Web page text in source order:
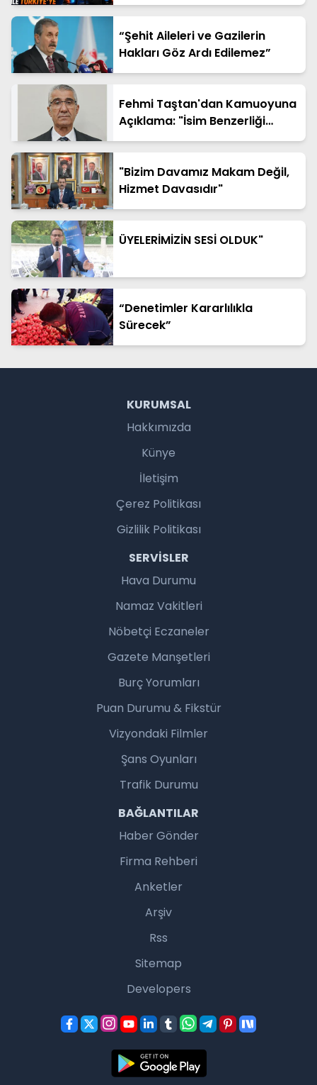
“Şehit Aileleri ve Gazilerin
Hakları Göz Ardı Edilemez”
Fehmi Taştan'dan Kamuoyuna
Açıklama: "İsim Benzerliği
Nedeniyle Hatalı Haberde Yer
"Bizim Davamız Makam Değil,
Hizmet Davasıdır"
ÜYELERİMİZİN SESİ OLDUK"
“Denetimler Kararlılıkla
Sürecek”
KURUMSAL
Hakkımızda
Künye
İletişim
Çerez Politikası
Gizlilik Politikası
SERVISLER
Hava Durumu
Namaz Vakitleri
Nöbetçi Eczaneler
Gazete Manşetleri
Burç Yorumları
Puan Durumu & Fikstür
Vizyondaki Filmler
Şans Oyunları
Trafik Durumu
BAĞLANTILAR
Haber Gönder
Firma Rehberi
Anketler
Arşiv
Rss
Sitemap
Developers